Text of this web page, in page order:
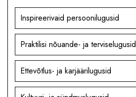
Inspireerivaid persoonilugusid
Praktilisi nõuande- ja terviselugusid
Ettevõtlus- ja karjäärilugusid